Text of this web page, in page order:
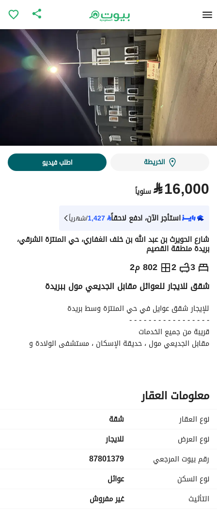
الخريطة اطلب فيديو
⃁16,000 سنوياً
استأجر الآن، ادفع لاحقاً⃁
1,427/شهرياً
شارع الحويرث بن عبد الله بن خلف الغفاري، حي المنتزة الشرقي،
بريدة منطقة القصيم
3
2 802 م2 ⃁
16,000سنوياً
الإعلان الاماكن القريبة
شقق للايجار للعوائل مقابل الجديعي مول ببريدة
للإيجار شقق عوايل في حي المنتزة وسط بريدة
- - - - - - - - - - - - - - - - -
قريبة من جميع الخدمات
عداد كهرباء مستقل
إمكانية الدفع دفعات او شهري
- - - - - - - - - - - - - - - -
تفاصيل الشقة :
غرفتين نوم
مجلس
صالة
دورات مياة
معلومات العقار
نوع العقار
شقة
نوع العرض
للايجار
رقم بيوت المرجعي
87801379
نوع السكن
عوائل
التأثيث
غير مفروش